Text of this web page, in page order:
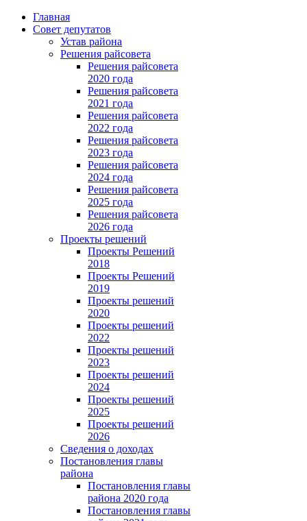
Главная
Совет депутатов
Устав района
Решения райсовета
Решения райсовета
2020 года
Решения райсовета
2021 года
Решения райсовета
2022 года
Решения райсовета
2023 года
Решения райсовета
2024 года
Решения райсовета
2025 года
Решения райсовета
2026 года
Проекты решений
Проекты Решений
2018
Проекты Решений
2019
Проекты решений
2020
Проекты решений
2022
Проекты решений
2023
Проекты решений
2024
Проекты решений
2025
Проекты решений
2026
Сведения о доходах
Постановления главы
района
Постановления главы
района 2020 года
Постановления главы